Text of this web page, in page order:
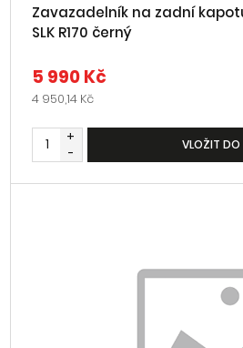
Zavazadelník na zadní
SLK R170 černý
5 990 Kč
4 950,14 Kč
+
-
VLOŽIT DO